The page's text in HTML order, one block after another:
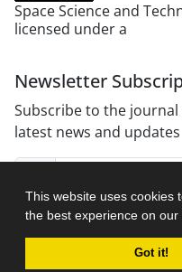
This website uses cookies
the best experience on our
Got it!
Space Science and
licensed under a
Newsletter
Subscribe to the
latest news and updates
Journal management